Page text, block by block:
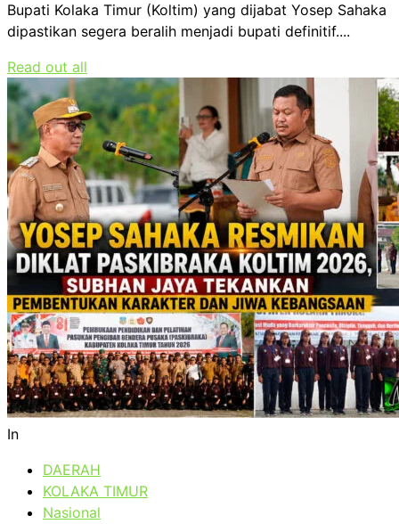
Bupati Kolaka Timur (Koltim) yang dijabat Yosep Sahaka
dipastikan segera beralih menjadi bupati definitif....
Read out all
In
DAERAH
KOLAKA TIMUR
Nasional